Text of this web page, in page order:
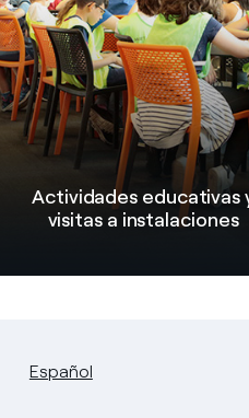
Actividades educativas
visitas a instalaciones
Español